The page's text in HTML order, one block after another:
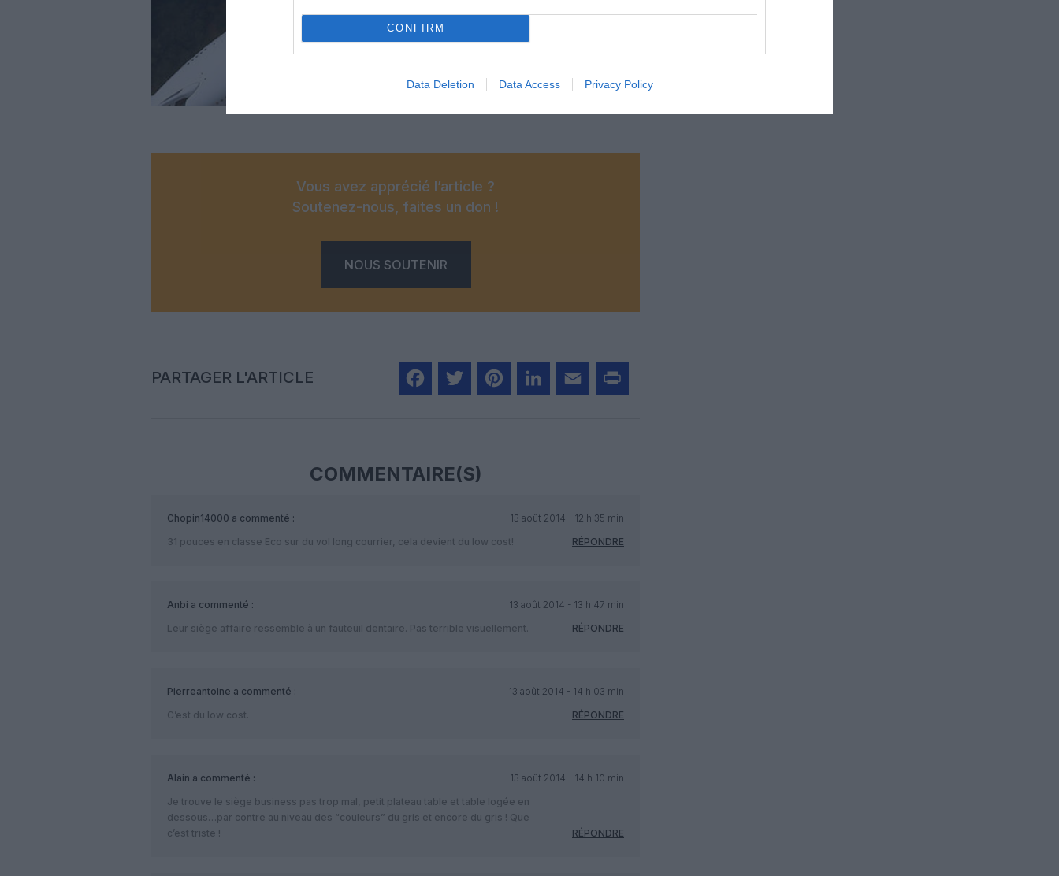
CONFIRM
Data Deletion Data Access Privacy Policy
Vous avez apprécié l’article ?
Soutenez-nous, faites un don !
NOUS SOUTENIR
PARTAGER L'ARTICLE
COMMENTAIRE(S)
Chopin14000 a commenté :
13 août 2014 - 12 h 35 min
31 pouces en classe Eco sur du vol long courrier, cela devient du low cost!
RÉPONDRE
Anbi a commenté :
13 août 2014 - 13 h 47 min
Leur siège affaire ressemble à un fauteuil dentaire. Pas terrible visuellement.
RÉPONDRE
Pierreantoine a commenté :
13 août 2014 - 14 h 03 min
C’est du low cost.
RÉPONDRE
Alain a commenté :
13 août 2014 - 14 h 10 min
Je trouve le siège business pas trop mal, petit plateau table et table logée en
dessous…par contre au niveau des “couleurs” du gris et encore du gris ! Que
c’est triste !
RÉPONDRE